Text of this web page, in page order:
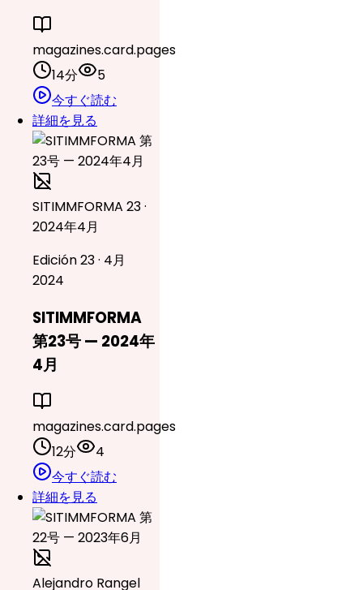
magazines.card.pages
14分
5
今すぐ読む
詳細を見る
SITIMMFORMA 23 ·
2024年4月
Edición 23 · 4月
2024
SITIMMFORMA
第23号 — 2024年
4月
magazines.card.pages
12分
4
今すぐ読む
詳細を見る
Alejandro Rangel